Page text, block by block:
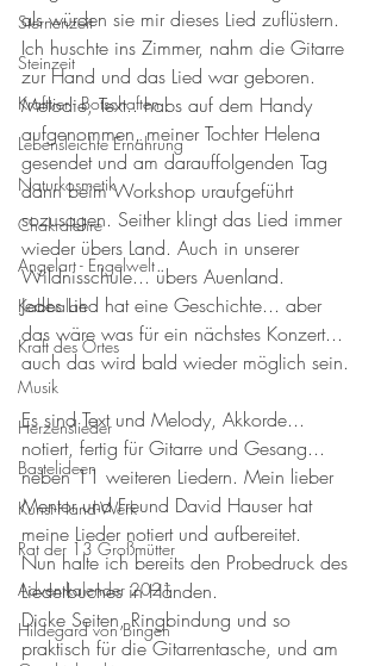
Sternenzeit
Steinzeit
Krafttier - Botschaften
Lebensleichte Ernährung
Naturkosmetik
Chakralehre
Angelart - Engelwelt
Kabbalah
Kraft des Ortes
Musik
Herzenslieder
Bastelideen
Kunst-Hand-Werk
Rat der 13 Großmütter
Adventkalender 2021
Hildegard von Bingen
als würden sie mir dieses Lied zuflüstern.
Ich huschte ins Zimmer, nahm die Gitarre
zur Hand und das Lied war geboren.
Melodie, Text.. habs auf dem Handy
aufgenommen, meiner Tochter Helena
gesendet und am darauffolgenden Tag
dann beim Workshop uraufgeführt
sozusagen. Seither klingt das Lied immer
wieder übers Land. Auch in unserer
Wildnisschule... übers Auenland.
Jedes Lied hat eine Geschichte... aber
das wäre was für ein nächstes Konzert...
auch das wird bald wieder möglich sein.
Es sind Text und Melody, Akkorde...
notiert, fertig für Gitarre und Gesang...
neben 11 weiteren Liedern. Mein lieber
Mentor und Freund David Hauser hat
meine Lieder notiert und aufbereitet.
Nun halte ich bereits den Probedruck des
Liederbuches in Händen.
Dicke Seiten, Ringbindung und so
praktisch für die Gitarrentasche, und am